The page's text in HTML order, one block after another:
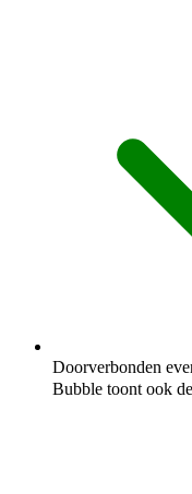
Doorverbonden
Bubble toont ook